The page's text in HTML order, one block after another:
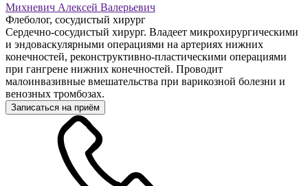
Михневич Алексей Валерьевич
Флеболог, сосудистый хирург
Сердечно-сосудистый хирург. Владеет микрохирургическими
и эндоваскулярными операциями на артериях нижних
конечностей, реконструктивно-пластическими операциями
при гангрене нижних конечностей. Проводит
малоинвазивные вмешательства при варикозной болезни и
венозных тромбозах.
Записаться на приём